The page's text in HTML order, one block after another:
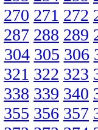
270 271 272
287 288 289
304 305 306
321 322 323
338 339 340
355 356 357